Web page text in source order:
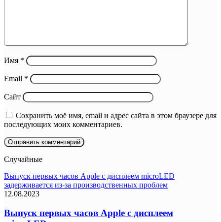
Имя *
Email *
Сайт
Сохранить моё имя, email и адрес сайта в этом браузере для
последующих моих комментариев.
Случайные
Выпуск первых часов Apple с дисплеем microLED
задерживается из-за производственных проблем
12.08.2023
Выпуск первых часов Apple с дисплеем